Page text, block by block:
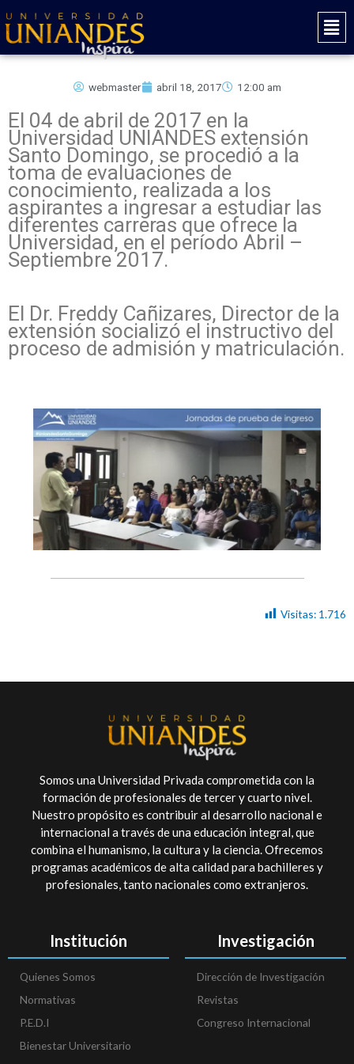
al
contenido
Main
webmaster abril 18, 2017 12:00 am
El 04 de abril de 2017 en la
Universidad UNIANDES extensión
Santo Domingo, se procedió a la
toma de evaluaciones de
conocimiento, realizada a los
aspirantes a ingresar a estudiar las
diferentes carreras que ofrece la
Universidad, en el período Abril –
Septiembre 2017.
El Dr. Freddy Cañizares, Director de la
extensión socializó el instructivo del
proceso de admisión y matriculación.
Visitas: 1.716
Somos una Universidad Privada comprometida con la
formación de profesionales de tercer y cuarto nivel.
Nuestro propósito es contribuir al desarrollo nacional e
internacional a través de una educación integral, que
combina el humanismo, la cultura y la ciencia. Ofrecemos
programas académicos de alta calidad para bachilleres y
profesionales, tanto nacionales como extranjeros.
Institución
Quienes Somos
Normativas
P.E.D.I
Bienestar Universitario
Investigación
Dirección de Investigación
Revistas
Congreso Internacional